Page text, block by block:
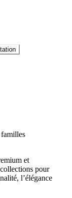
et
pour
l’élégance